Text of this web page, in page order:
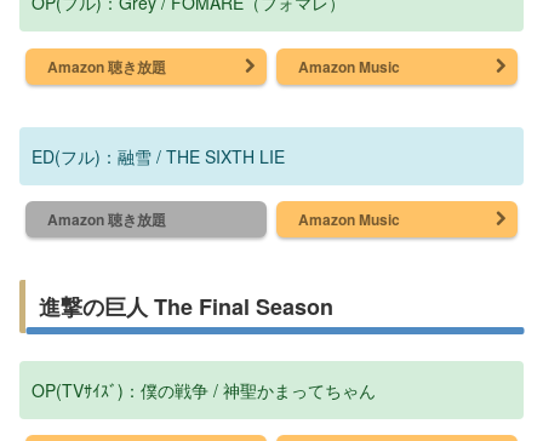
Amazon 聴き放題 Amazon Music
ED(フル)：融雪 / THE SIXTH LIE
Amazon 聴き放題 Amazon Music
進撃の巨人 The Final Season
OP(TVｻｲｽﾞ)：僕の戦争 / 神聖かまってちゃん